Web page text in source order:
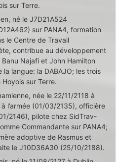
sur Terre.
né le J7D21A524
sur PANA4, formation
le Centre de Travail
contribue au développement
Najafi et John Hamilton
langue: la DABAJO; les trois
sur Terre.
née le 22/11/2118 à
l’armée (01/03/2135), officière
2146), pilote chez SidTrav-
Commandante sur PANA4;
adoptive de Rasmus et
le J10D36A30 (25/10/2188).